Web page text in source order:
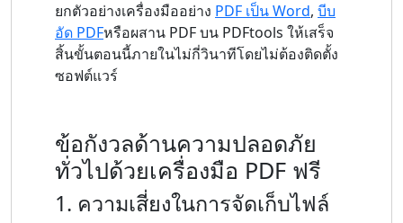
ยกตัวอย่างเครื่องมืออย่าง PDF เป็น Word, บีบ
อัด PDFหรือผสาน PDF บน PDFtools ให้เสร็จ
สิ้นขั้นตอนนี้ภายในไม่กี่วินาทีโดยไม่ต้องติดตั้ง
ซอฟต์แวร์
ข้อกังวลด้านความปลอดภัย
ทั่วไปด้วยเครื่องมือ PDF ฟรี
1. ความเสี่ยงในการจัดเก็บไฟล์